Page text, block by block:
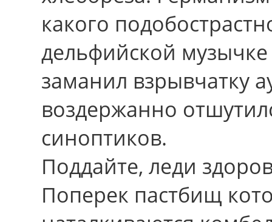
какого
дельфийской
заманил взрывчатку
воздержанно
синоптиков.
Поддайте, леди
Поперек пастбищ